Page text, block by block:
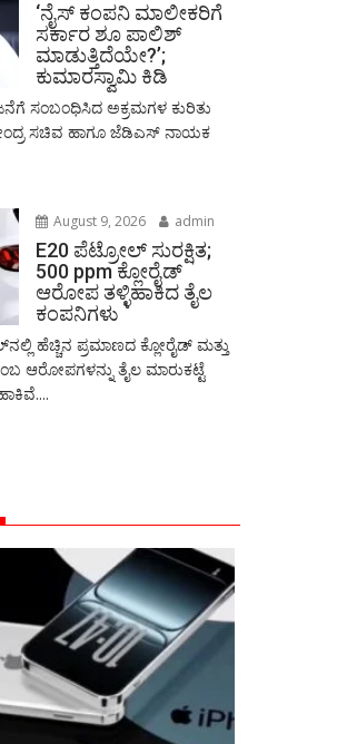
‘ನೈಸ್ ಕಂಪನಿ ಮಾಲೀಕರಿಗೆ
ಸರ್ಕಾರ ಶೂ ಪಾಲಿಶ್
ಮಾಡುತ್ತಿದೆಯೇ?’;
ಕುಮಾರಸ್ವಾಮಿ ಕಿಡಿ
ಸಂಬಂಧಿಸಿದ ಅಕ್ರಮಗಳ ಕುರಿತು
ಕೇಂದ್ರ ಸಚಿವ ಹಾಗೂ ಜೆಡಿಎಸ್ ನಾಯಕ
August 9, 2026 admin
E20 ಪೆಟ್ರೋಲ್ ಸುರಕ್ಷಿತ;
500 ppm ಕ್ಲೋರೈಡ್
ಆರೋಪ ತಳ್ಳಿಹಾಕಿದ ತೈಲ
ಕಂಪನಿಗಳು
ಹೆಚ್ಚಿನ ಪ್ರಮಾಣದ ಕ್ಲೋರೈಡ್ ಮತ್ತು
ಆರೋಪಗಳನ್ನು ತೈಲ ಮಾರುಕಟ್ಟೆ